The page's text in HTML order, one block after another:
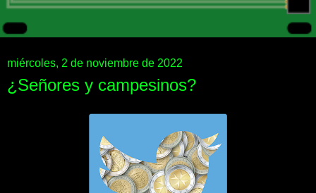
miércoles, 2 de noviembre de 2022
¿Señores y campesinos?